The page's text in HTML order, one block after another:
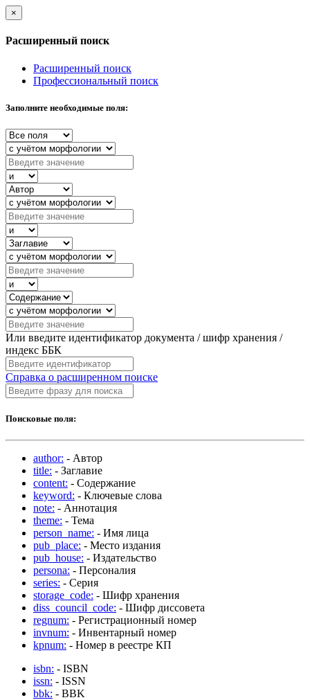
×
Расширенный поиск
Расширенный поиск
Профессиональный поиск
Заполните необходимые поля:
Или введите идентификатор документа / шифр хранения /
индекс ББК
Справка о расширенном поиске
Поисковые поля:
author: - Автор
title: - Заглавие
content: - Содержание
keyword: - Ключевые слова
note: - Аннотация
theme: - Тема
person_name: - Имя лица
pub_place: - Место издания
pub_house: - Издательство
persona: - Персоналия
series: - Серия
storage_code: - Шифр хранения
diss_council_code: - Шифр диссовета
regnum: - Регистрационный номер
invnum: - Инвентарный номер
kpnum: - Номер в реестре КП
isbn: - ISBN
issn: - ISSN
bbk: - BBK